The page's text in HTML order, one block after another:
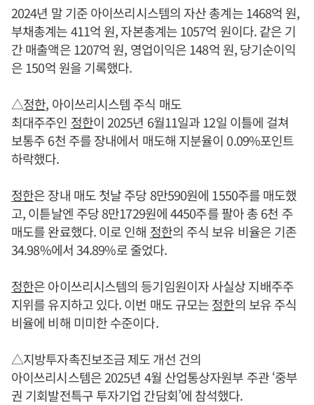
2024년 말 기준 아이쓰리시스템의 자산 총계는 1468억 원,
부채총계는 411억 원, 자본총계는 1057억 원이다. 같은 기
간 매출액은 1207억 원, 영업이익은 148억 원, 당기순이익
은 150억 원을 기록했다.
△정한, 아이쓰리시스템 주식 매도
최대주주인 정한이 2025년 6월11일과 12일 이틀에 걸쳐
보통주 6천 주를 장내에서 매도해 지분율이 0.09%포인트
하락했다.
정한은 장내 매도 첫날 주당 8만590원에 1550주를 매도했
고, 이튿날엔 주당 8만1729원에 4450주를 팔아 총 6천 주
매도를 완료했다. 이로 인해 정한의 주식 보유 비율은 기존
34.98%에서 34.89%로 줄었다.
정한은 아이쓰리시스템의 등기임원이자 사실상 지배주주
지위를 유지하고 있다. 이번 매도 규모는정한의 보유 주식
비율에 비해 미미한 수준이다.
△지방투자촉진보조금 제도 개선 건의
아이쓰리시스템은 2025년 4월 산업통상자원부 주관 ‘중부
권 기회발전특구 투자기업 간담회’에 참석했다.